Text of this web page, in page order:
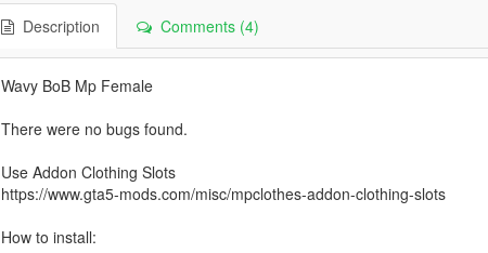
Description Comments (4)
Wavy BoB Mp Female
There were no bugs found.
Use Addon Clothing Slots
https://www.gta5-mods.com/misc/mpclothes-addon-clothing-slots
How to install: